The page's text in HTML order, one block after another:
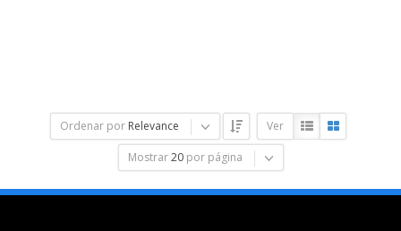
Ordenar por Relevance Ver
Mostrar 20 por página